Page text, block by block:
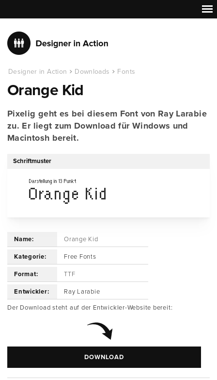
Designer in Action Downloads Fonts
Orange Kid
Pixelig geht es bei diesem Font von Ray Larabie
zu. Er liegt zum Download für Windows und
Macintosh bereit.
Schriftmuster
Name: Orange Kid
Kategorie: Free Fonts
Format: TTF
Entwickler: Ray Larabie
Der Download steht auf der Entwickler-Website bereit:
DOWNLOAD